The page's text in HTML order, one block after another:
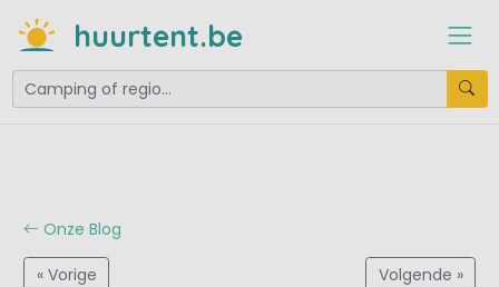
huurtent.be
Onze Blog
« Vorige Volgende »